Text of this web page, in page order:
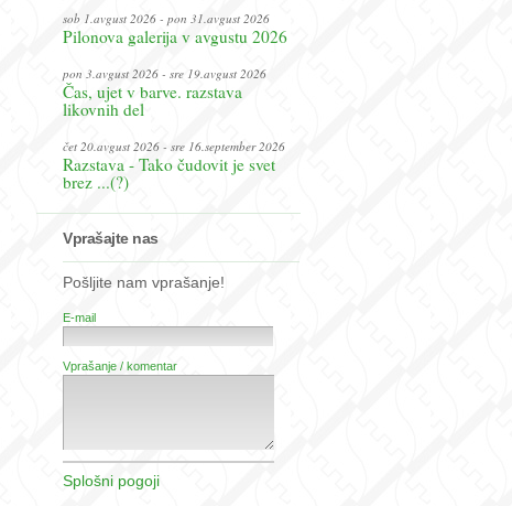
sob 1.avgust 2026 - pon 31.avgust 2026
Pilonova galerija v avgustu 2026
pon 3.avgust 2026 - sre 19.avgust 2026
Čas, ujet v barve. razstava
likovnih del
čet 20.avgust 2026 - sre 16.september 2026
Razstava - Tako čudovit je svet
brez ...(?)
Vprašajte nas
Pošljite nam vprašanje!
E-mail
Vprašanje / komentar
Splošni pogoji